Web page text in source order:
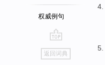
权威例句
go
top
返回词典